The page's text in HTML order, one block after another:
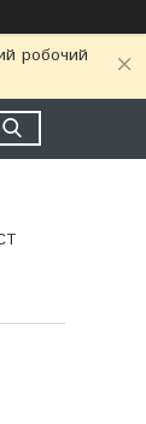
робочий